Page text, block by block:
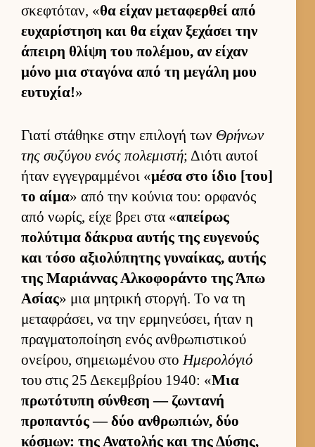
σκεφτόταν, «θα εί­χαν μεταφερ­θεί από
ευ­χαρίστηση και θα εί­χαν ξεχάσει την
άπειρη θλίψη του πολέμου, αν εί­χαν
μόνο μια σταγόνα από τη μεγάλη μου
ευ­τυχία!»
Γιατί στάθηκε στην επιλογή των Θρήνων
της συζύγου ενός πολεμιστή; Διότι αυ­τοί
ήταν εγ­γεγραμ­μένοι «μέσα στο ίδιο [του]
το αίμα» από την κού­νια του: ορ­φανός
από νωρίς, είχε βρει στα «απεί­ρως
πολύτιμα δάκρυα αυ­τής της ευ­γενούς
και τόσο αξιο­λύπητης γυναί­κας, αυ­τής
της Μαριάν­νας Αλ­κοφοράντο της Άπω
Ασίας» μια μητρική στορ­γή. Το να τη
μεταφράσει, να την ερ­μηνεύ­σει, ήταν η
πραγ­ματοποί­ηση ενός αν­θρωπιστικού
ονεί­ρου, σημειω­μένου στοΗμερολόγιό
του στις 25 Δεκεμ­βρίου 1940: «Μια
πρωτότυπη σύν­θεση — ζωντανή
προπαντός — δύο αν­θρωπιών, δύο
κόσμων: της Ανατολής και της Δύσης,